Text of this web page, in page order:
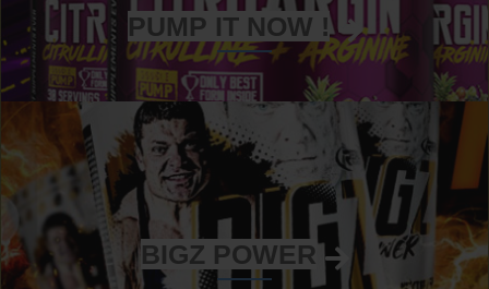
PUMP IT NOW !
BIGZ POWER